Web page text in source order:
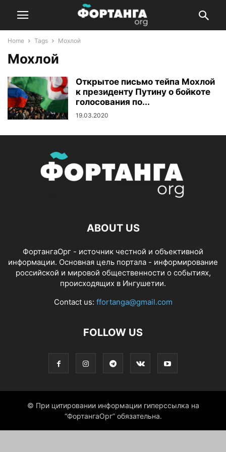
Home Tags Мохлой
Мохлой
Открытое письмо тейпа Мохлой
к президенту Путину о бойкоте
голосования по...
19.03.2020
ABOUT US
ФортангаОрг - источник честной и объективной
информации. Основная цель портала - информирование
российской и мировой общественности о событиях,
происходящих в Ингушетии.
Contact us: ffortanga@gmail.com
FOLLOW US
© При цитировании информации гиперссылка на
“ФортангаОрг” обязательна.